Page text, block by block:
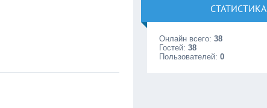
СТАТИСТИКА
Онлайн всего:38
Гостей:38
Пользователей:0